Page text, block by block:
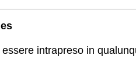
intrapreso in